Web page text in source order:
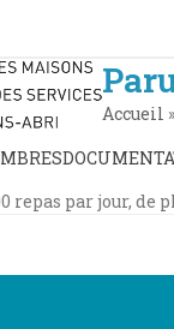
Accueil
repas par jour, de